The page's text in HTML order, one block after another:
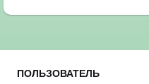
ПОЛЬЗОВАТЕЛЬ